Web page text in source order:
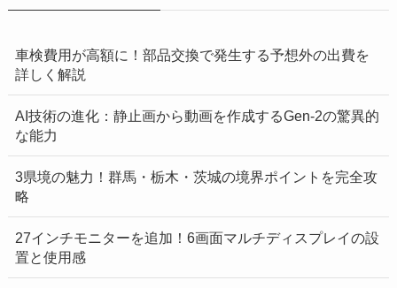
車検費用が高額に！部品交換で発生する予想外の出費を
詳しく解説
AI技術の進化：静止画から動画を作成するGen-2の驚異的
な能力
3県境の魅力！群馬・栃木・茨城の境界ポイントを完全攻
略
27インチモニターを追加！6画面マルチディスプレイの設
置と使用感